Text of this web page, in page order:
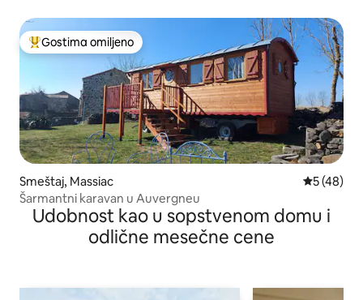
Najuspešniji među gostima omiljenim
Gostima omiljeno
Smeštaj, Massiac Prosečna
5 (48)
Šarmantni karavan u Auvergneu
Udobnost kao u sopstvenom domu i
odlične mesečne cene